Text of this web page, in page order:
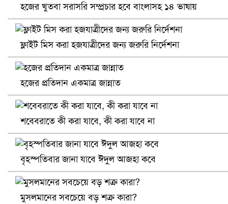
নানা সংকটে রিক্রুটিং এজেন্সি, হুমকির মুখে শ্রম রপ্তানি
খুলনায় বিএনপি অফিসে গুলি-বোমা হামলা, নিহত ১
হজের খুতবা সরাসরি সম্প্রচার হবে বাংলাসহ ১৪ ভাষায়
ফ্লাইট মিস করা হজযাত্রীদের জন্য জরুরি নির্দেশনা
হজের প্রতিদান একমাত্র জান্নাত
শবেবরাতে কী করা যাবে, কী করা যাবে না
বৃহস্পতিবার জানা যাবে ঈদুল আজহা কবে
মুসলমানের সবচেয়ে বড় শত্রু কারা?